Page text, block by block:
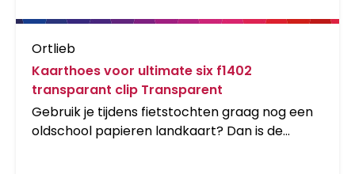
Ortlieb
Kaarthoes voor ultimate six f1402
transparant clip Transparent
Gebruik je tijdens fietstochten graag nog een
oldschool papieren landkaart? Dan is de